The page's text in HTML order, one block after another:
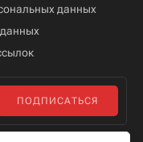
данных
ПОДПИСАТЬСЯ